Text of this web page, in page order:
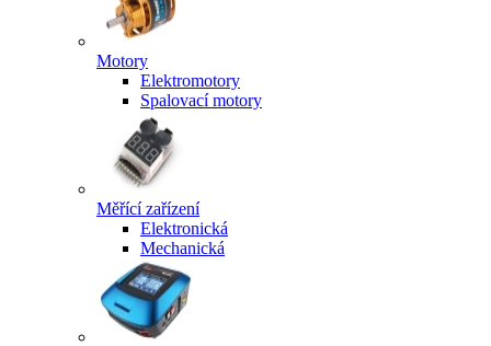
Motory
Elektromotory
Spalovací motory
Měřící zařízení
Elektronická
Mechanická